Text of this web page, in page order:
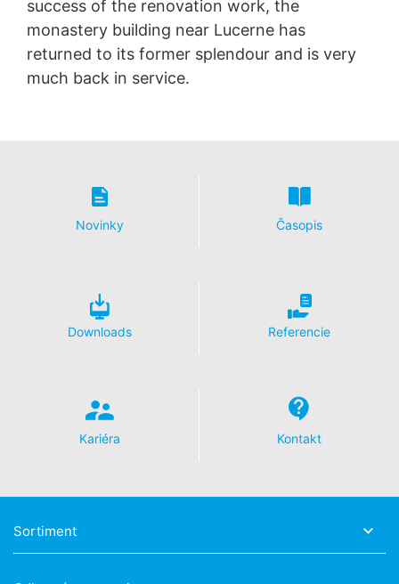
success of the renovation work, the
monastery building near Lucerne has
returned to its former splendour and is very
much back in service.
Novinky Časopis
Downloads Referencie
Kariéra Kontakt
Sortiment